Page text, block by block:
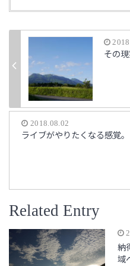
その
2018.08.02
ライブがやりたくなる感覚。
Related Entry
納
域